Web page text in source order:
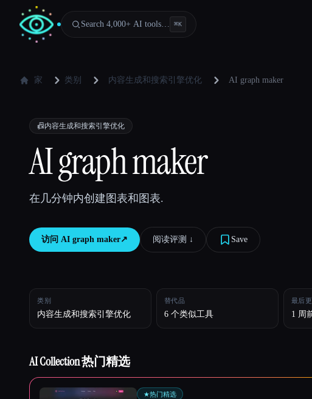
Search 4,000+ AI tools… ⌘K
家 类别 内容生成和搜索引擎优化 AI graph maker
📠内容生成和搜索引擎优化
AI graph maker
在几分钟内创建图表和图表.
访问 AI graph maker↗︎ 阅读评测 ↓︎ Save
类别
内容生成和搜索引擎优化
替代品
6 个类似工具
最后
1 周
AI Collection 热门精选
★热门精选